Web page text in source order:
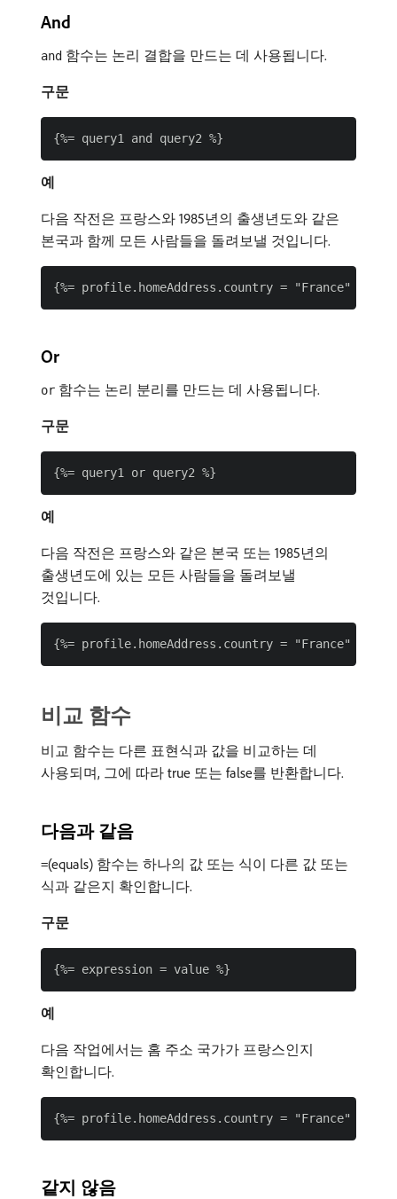
And
and 함수는 논리 결합을 만드는 데 사용됩니다.
구문
예
다음 작전은 프랑스와 1985년의 출생년도와 같은
본국과 함께 모든 사람들을 돌려보낼 것입니다.
Or
or 함수는 논리 분리를 만드는 데 사용됩니다.
구문
예
다음 작전은 프랑스와 같은 본국 또는 1985년의
출생년도에 있는 모든 사람들을 돌려보낼
것입니다.
비교 함수
비교 함수는 다른 표현식과 값을 비교하는 데
사용되며, 그에 따라 true 또는 false를 반환합니다.
다음과 같음
=(equals) 함수는 하나의 값 또는 식이 다른 값 또는
식과 같은지 확인합니다.
구문
예
다음 작업에서는 홈 주소 국가가 프랑스인지
확인합니다.
같지 않음